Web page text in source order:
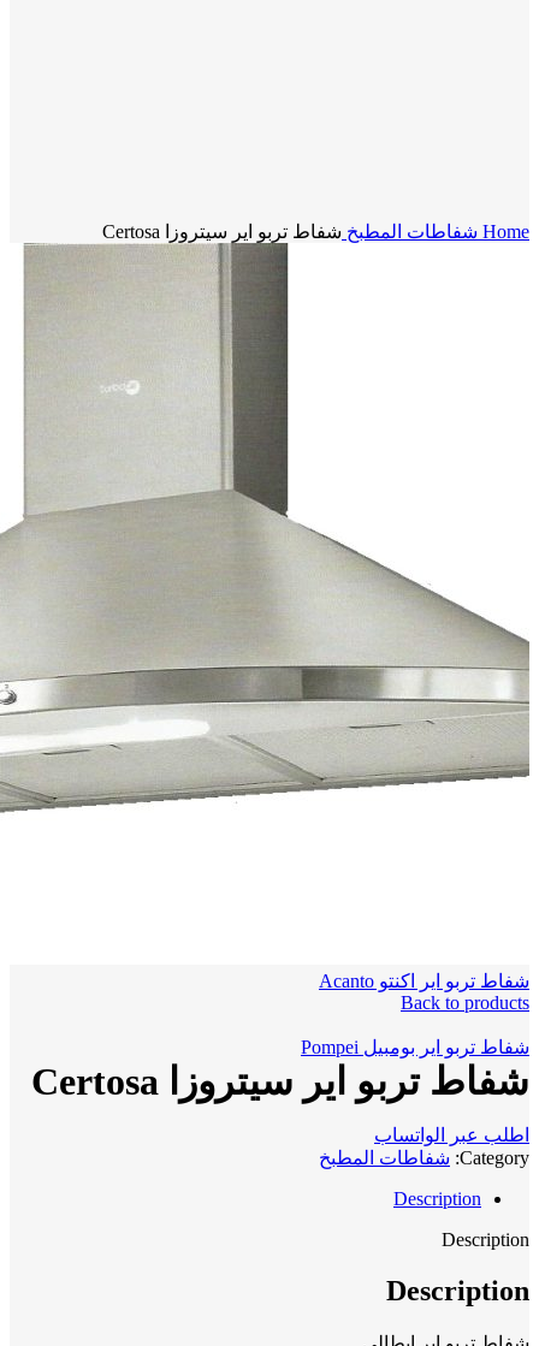
Home شفاطات المطبخ شفاط تربو اير سيتروزا Certosa
شفاط تربو اير اكنتو Acanto
Back to products
شفاط تربو اير بومبيل Pompei
شفاط تربو اير سيتروزا Certosa
اطلب عبر الواتساب
Category: شفاطات المطبخ
Description
Description
Description